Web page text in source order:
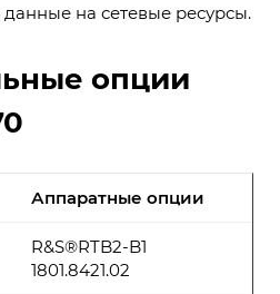
на сетевые ресурсы.
опции
Аппаратные опции
R&S®RTB2-B1
1801.8421.02